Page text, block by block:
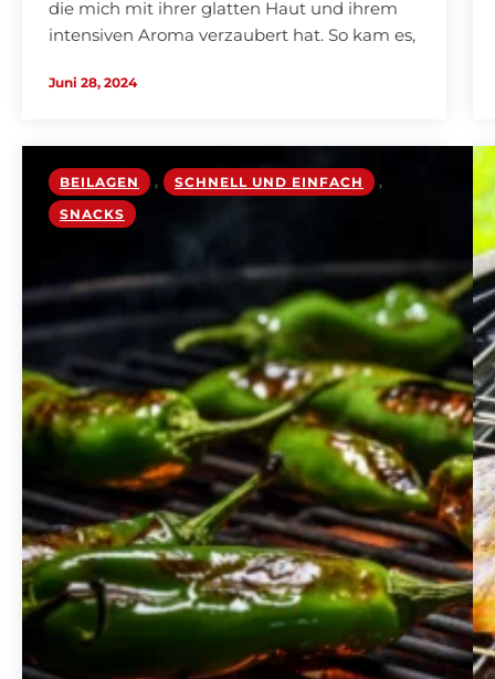
die mich mit ihrer glatten Haut und ihrem
intensiven Aroma verzaubert hat. So kam es,
Zufall…
Juni 28, 2024
BEILAGEN , SCHNELL UND EINFACH
,
SNACKS